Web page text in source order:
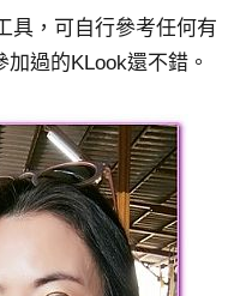
具，可自行參考任何有
過的KLook還不錯。